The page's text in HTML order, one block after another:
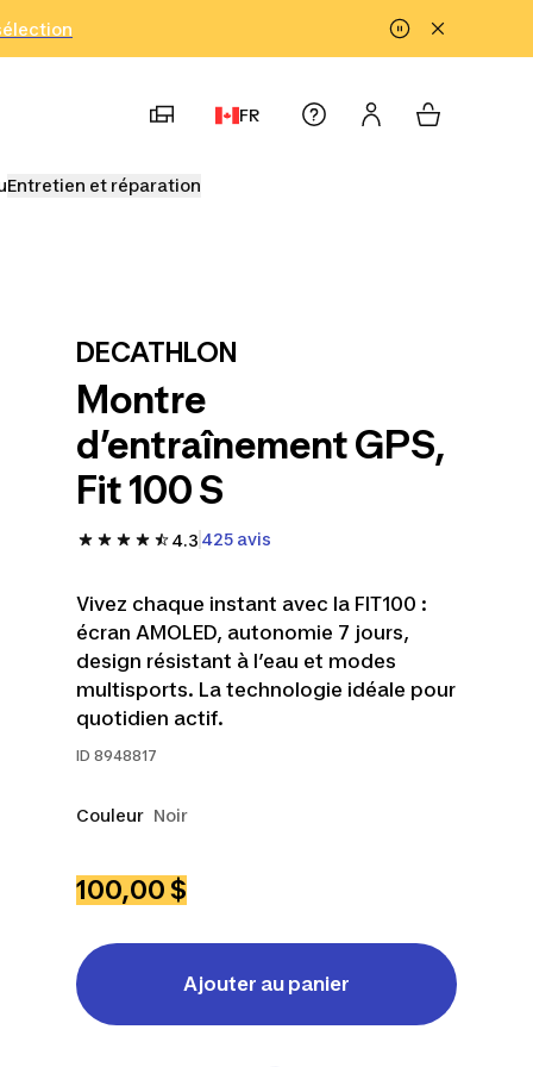
FR
Entretien et réparation
DECATHLON
Montre
d’entraînement GPS,
Fit 100 S
4.3 425 avis
Vivez chaque instant avec la FIT100 :
écran AMOLED, autonomie 7 jours,
design résistant à l’eau et modes
multisports. La technologie idéale pour
quotidien actif.
ID 8948817
Couleur Noir
100,00 $
Ajouter au panier